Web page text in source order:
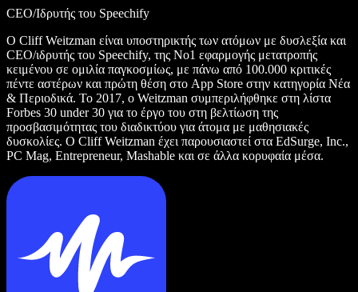
CEO/Ιδρυτής του Speechify
Ο Cliff Weitzman είναι υποστηρικτής των ατόμων με δυσλεξία και
CEO/ιδρυτής του Speechify, της Νο1 εφαρμογής μετατροπής
κειμένου σε ομιλία παγκοσμίως, με πάνω από 100.000 κριτικές
πέντε αστέρων και πρώτη θέση στο App Store στην κατηγορία Νέα
& Περιοδικά. Το 2017, ο Weitzman συμπεριλήφθηκε στη λίστα
Forbes 30 under 30 για το έργο του στη βελτίωση της
προσβασιμότητας του διαδικτύου για άτομα με μαθησιακές
δυσκολίες. Ο Cliff Weitzman έχει παρουσιαστεί στα EdSurge, Inc.,
PC Mag, Entrepreneur, Mashable και σε άλλα κορυφαία μέσα.